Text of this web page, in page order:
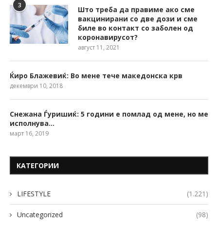
3
Што треба да правиме ако сме
вакцинирани со две дози и сме
биле во контакт со заболен од
коронавирусот?
август 11, 2021
Ќиро Блажевиќ: Во мене тече македонска крв
декември 10, 2018
Снежана Ѓуришиќ: 5 години е помлад од мене, но ме
исполнува…
март 16, 2019
КАТЕГОРИИ
LIFESTYLE (1.221)
Uncategorized (98)